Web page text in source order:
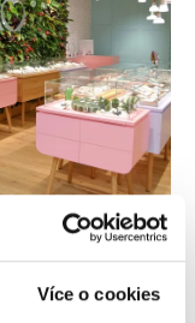
Více o cookies